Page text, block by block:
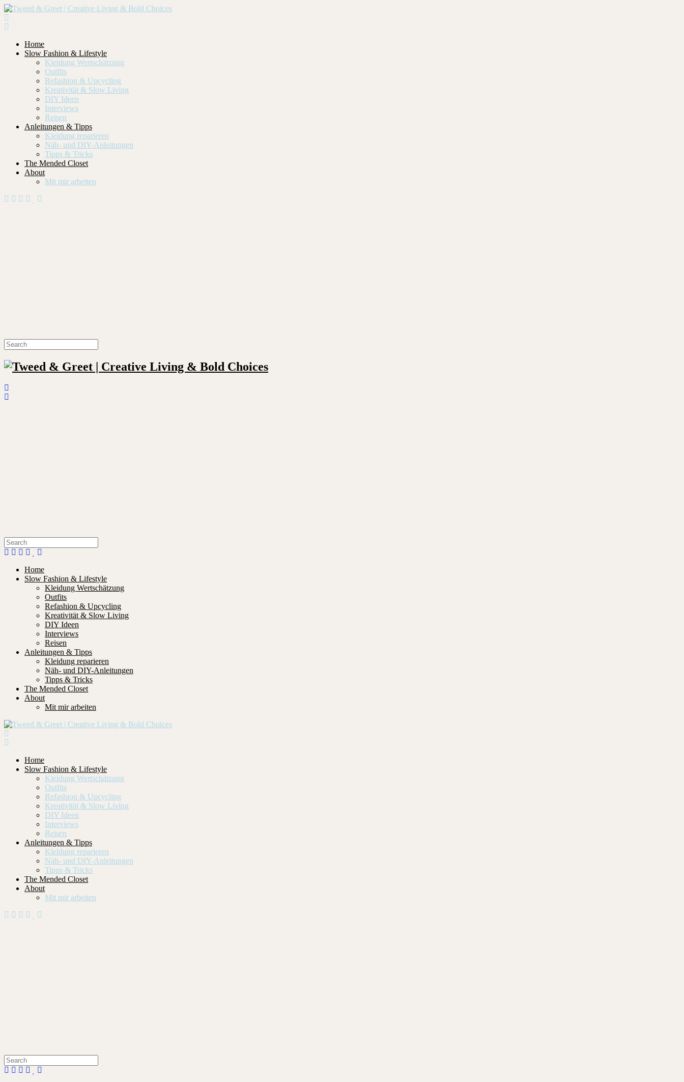
Home
Slow Fashion & Lifestyle
Kleidung Wertschätzung
Outfits
Refashion & Upcycling
Kreativität & Slow Living
DIY Ideen
Interviews
Reisen
Anleitungen & Tipps
Kleidung reparieren
Näh- und DIY-Anleitungen
Tipps & Tricks
The Mended Closet
About
Mit mir arbeiten
Home
Slow Fashion & Lifestyle
Kleidung Wertschätzung
Outfits
Refashion & Upcycling
Kreativität & Slow Living
DIY Ideen
Interviews
Reisen
Anleitungen & Tipps
Kleidung reparieren
Näh- und DIY-Anleitungen
Tipps & Tricks
The Mended Closet
About
Mit mir arbeiten
Home
Slow Fashion & Lifestyle
Kleidung Wertschätzung
Outfits
Refashion & Upcycling
Kreativität & Slow Living
DIY Ideen
Interviews
Reisen
Anleitungen & Tipps
Kleidung reparieren
Näh- und DIY-Anleitungen
Tipps & Tricks
The Mended Closet
About
Mit mir arbeiten